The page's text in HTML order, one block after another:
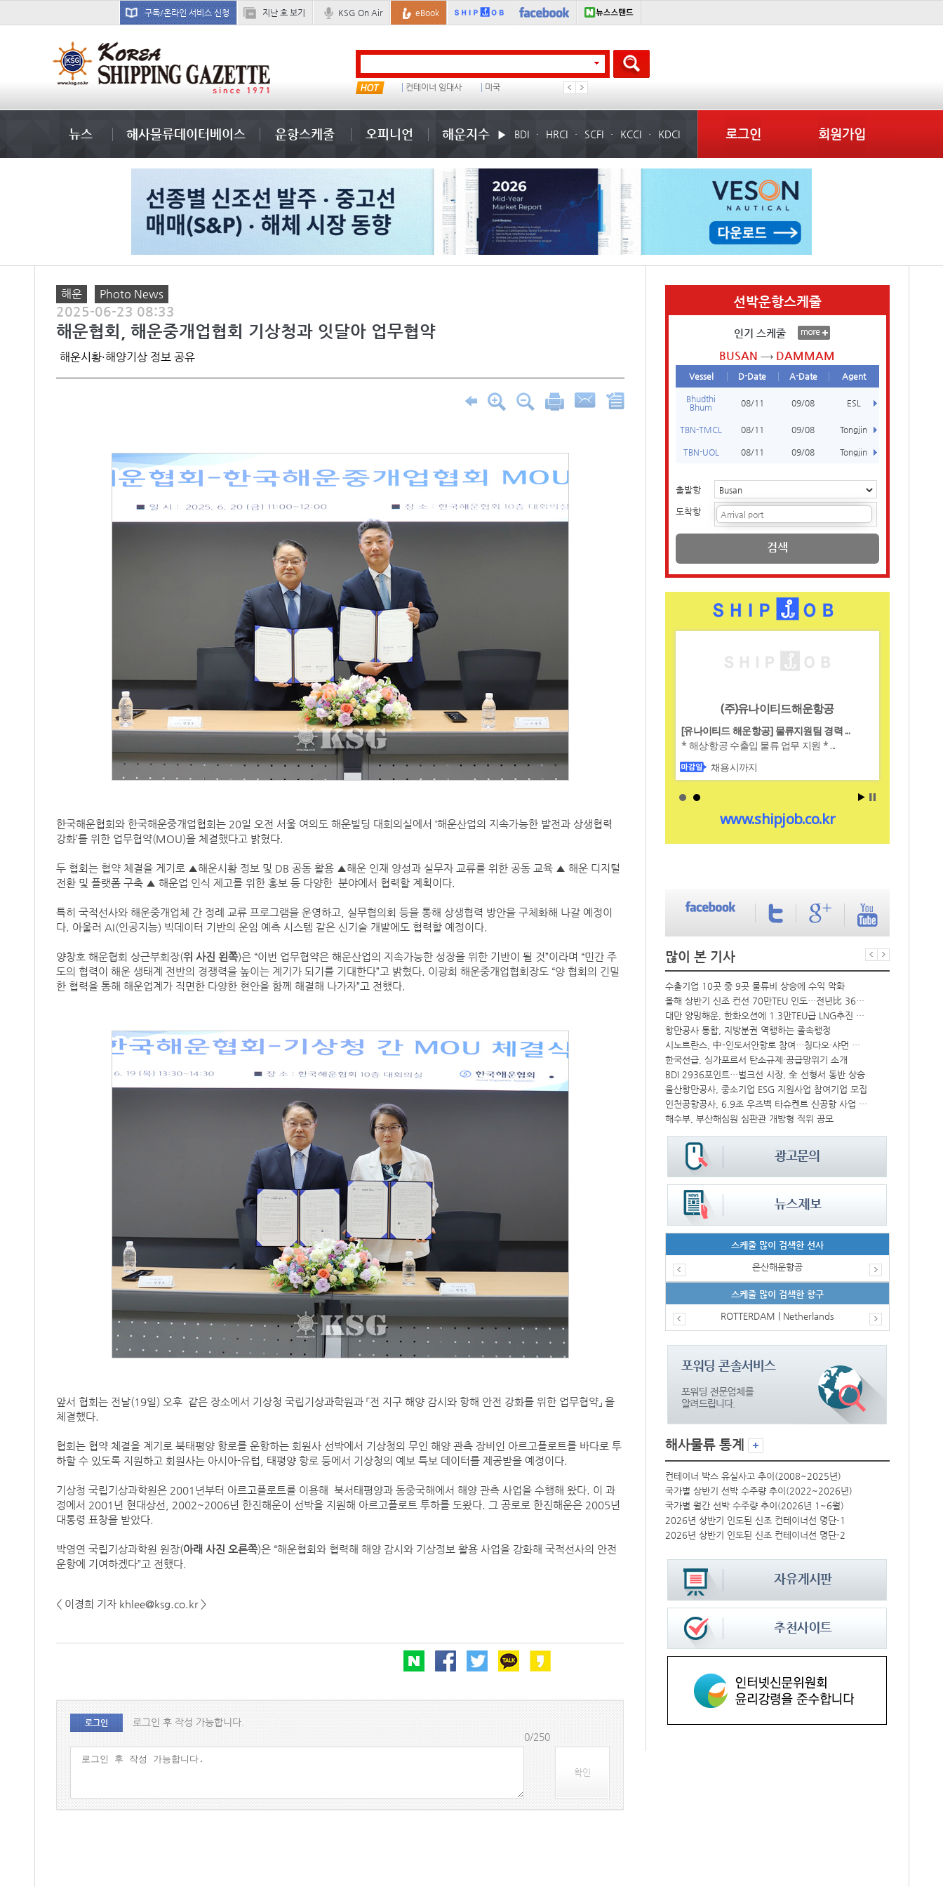
구독/온라인 서비스 신청 지난 호 보기 KSG On Air eBook
국제선박투자운용 컨테이너 임대사 미국 1
뉴스 해사물류데이터베이스 운항스케줄 오피니언 해운지수 BDI HRCI SCFI KCCI KDCI 로그인 회원가입
해운 Photo News
2025-06-23 08:33
해운협회, 해운중개업협회 기상청과 잇달아 업무협약
해운시황·해양기상 정보 공유
한국해운협회와 한국해운중개업협회는 20일 오전 서울 여의도 해운빌딩 대회의실에서 ‘해운산업의 지속가능한 발전과 상생협력
강화’를 위한 업무협약(MOU)을 체결했다고 밝혔다.
두 협회는 협약 체결을 게기로 ▲해운시황 정보 및 DB 공동 활용 ▲해운 인재 양성과 실무자 교류를 위한 공동 교육 ▲ 해운 디지털
전환 및 플랫폼 구축 ▲ 해운업 인식 제고를 위한 홍보 등 다양한 분야에서 협력할 계획이다.
특히 국적선사와 해운중개업체 간 정례 교류 프로그램을 운영하고, 실무협의회 등을 통해 상생협력 방안을 구체화해 나갈 예정이
다. 아울러 AI(인공지능) 빅데이터 기반의 운임 예측 시스템 같은 신기술 개발에도 협력할 예정이다.
양창호 해운협회 상근부회장(위 사진 왼쪽)은 “이번 업무협약은 해운산업의 지속가능한 성장을 위한 기반이 될 것”이라며 “민간 주
도의 협력이 해운 생태계 전반의 경쟁력을 높이는 계기가 되기를 기대한다”고 밝혔다. 이광희 해운중개업협회장도 “양 협회의 긴밀
한 협력을 통해 해운업계가 직면한 다양한 현안을 함께 해결해 나가자”고 전했다.
앞서 협회는 전날(19일) 오후 같은 장소에서 기상청 국립기상과학원과 「전 지구 해양 감시와 항해 안전 강화를 위한 업무협약」 을
체결했다.
협회는 협약 체결을 계기로 북태평양 항로를 운항하는 회원사 선박에서 기상청의 무인 해양 관측 장비인 아르고플로트를 바다로 투
하할 수 있도록 지원하고 회원사는 아시아-유럽, 태평양 항로 등에서 기상청의 예보 특보 데이터를 제공받을 예정이다.
기상청 국립기상과학원은 2001년부터 아르고플로트를 이용해 북서태평양과 동중국해에서 해양 관측 사업을 수행해 왔다. 이 과
정에서 2001년 현대상선, 2002~2006년 한진해운이 선박을 지원해 아르고플로트 투하를 도왔다. 그 공로로 한진해운은 2005년
대통령 표창을 받았다.
박영연 국립기상과학원 원장(아래 사진 오른쪽)은 “해운협회와 협력해 해양 감시와 기상정보 활용 사업을 강화해 국적선사의 안전
운항에 기여하겠다”고 전했다.
< 이경희 기자 khlee@ksg.co.kr >
로그인
로그인 후 작성 가능합니다.
0/250
확인
선박운항스케줄
인기 스케줄
BUSAN DAMMAM
Vessel D-Date A-Date Agent
Bhudthi
Bhum
08/11 09/08 ESL
TBN-TMCL 08/11 09/08 Tongjin
TBN-UOL 08/11 09/08 Tongjin
출발항
도착항
검색
많이 본 기사
페덱스, 광저우-시드니 직항 화물노선 개설
수출기업 10곳 중 9곳 물류비 상승에 수익 악화
올해 상반기 신조 컨선 70만TEU 인도…전년比 36% 감소
대만 양밍해운, 한화오션에 1.3만TEU급 LNG추진 컨선 6척 발주
항만공사 통합, 지방분권 역행하는 졸속행정
시노트란스, 中-인도서안항로 참여…칭다오·샤먼 직항
한국선급, 싱가포르서 탄소규제·공급망위기 소개
BDI 2936포인트…벌크선 시장, 全 선형서 동반 상승
울산항만공사, 중소기업 ESG 지원사업 참여기업 모집
인천공항공사, 6.9조 우즈벡 타슈켄트 신공항 사업 참여
해수부, 부산해심원 심판관 개방형 직위 공모
스케줄 많이 검색한 선사
은산해운항공
스케줄 많이 검색한 항구
NANSHA | China ROTTERDAM | Netherlands
해사물류 통계
국가별 상반기 선박 수주량 추이(2022~2026년)
국가별 월간 선박 수주량 추이(2026년 1~6월)
컨테이너 박스 유실사고 추이(2008~2025년)
국가별 상반기 선박 수주량 추이(2022~2026년)
국가별 월간 선박 수주량 추이(2026년 1~6월)
2026년 상반기 인도된 신조 컨테이너선 명단-1
2026년 상반기 인도된 신조 컨테이너선 명단-2